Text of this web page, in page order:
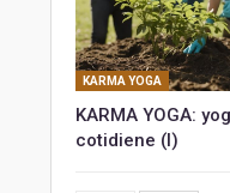
KARMA YOGA
KARMA YOGA:
cotidiene (I)